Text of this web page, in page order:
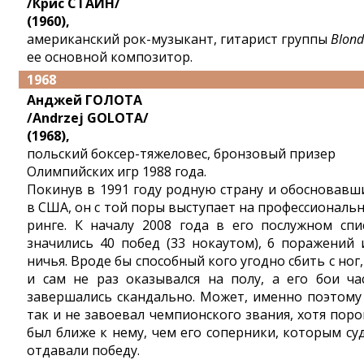
(1960),
американский рок-музыкант, гитарист группы
ее основной композитор.
1968
Анджей ГОЛОТА
/Andrzej GOLOTA/
(1968),
польский боксер-тяжеловес, бронзовый призер
Олимпийских игр 1988 года.
Покинув в 1991 году родную страну и
в США, он с той поры выступает на
ринге. К началу 2008 года в его послужном
значились 40 побед (33 нокаутом), 6 поражений
ничья. Вроде бы способный кого угодно сбить с
и сам не раз оказывался на полу, а его бои
завершались скандально. Может, именно
так и не завоевал чемпионского звания, хотя
был ближе к нему, чем его соперники, которым
отдавали победу.